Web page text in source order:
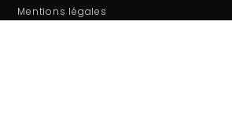
Mentions légales